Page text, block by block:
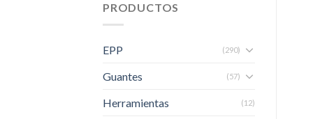
PRODUCTOS
EPP (290)
Guantes (57)
Herramientas (12)